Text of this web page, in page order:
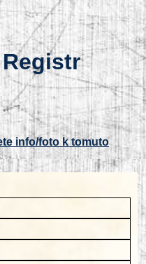
Registr
info/foto k tomuto